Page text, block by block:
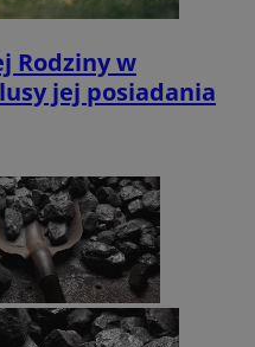
Rodziny w
jej posiadania